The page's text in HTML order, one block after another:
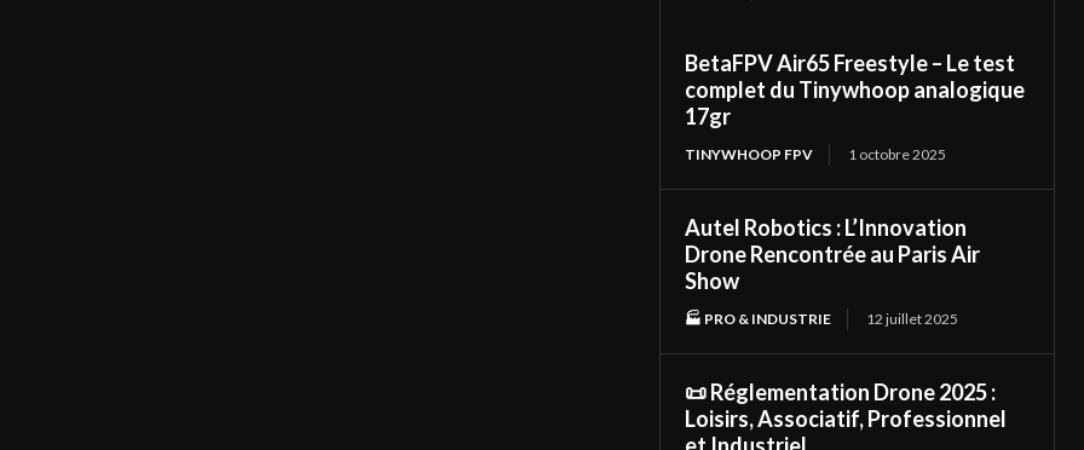
BetaFPV Air65 Freestyle – Le test
complet du Tinywhoop analogique
17gr
TINYWHOOP FPV 1 octobre 2025
Autel Robotics : L’Innovation
Drone Rencontrée au Paris Air
Show
🏭 PRO & INDUSTRIE 12 juillet 2025
📜 Réglementation Drone 2025 :
Loisirs, Associatif, Professionnel